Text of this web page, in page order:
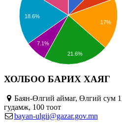
17%
18.6%
7.1%
21.6%
ХОЛБОО БАРИХ ХАЯГ
Баян-Өлгий аймаг, Өлгий сум
гудамж, 100 тоот
bayan-ulgii@gazar.gov.mn